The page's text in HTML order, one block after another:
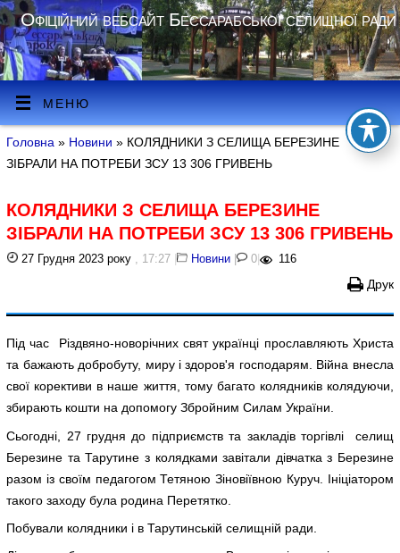
Офіційний вебсайт Бессарабської селищної ради
МЕНЮ
Головна » Новини » КОЛЯДНИКИ З СЕЛИЩА БЕРЕЗИНЕ
ЗІБРАЛИ НА ПОТРЕБИ ЗСУ 13 306 ГРИВЕНЬ
КОЛЯДНИКИ З СЕЛИЩА БЕРЕЗИНЕ
ЗІБРАЛИ НА ПОТРЕБИ ЗСУ 13 306 ГРИВЕНЬ
27 Грудня 2023 року , 17:27 | Новини | 0 | 116
Друк
Під час Різдвяно-новорічних свят українці прославляють Христа
та бажають добробуту, миру і здоров'я господарям. Війна внесла
свої корективи в наше життя, тому багато колядників колядуючи,
збирають кошти на допомогу Збройним Силам України.
Сьогодні, 27 грудня до підприємств та закладів торгівлі селищ
Березине та Тарутине з колядками завітали дівчатка з Березине
разом із своїм педагогом Тетяною Зіновіївною Куруч. Ініціатором
такого заходу була родина Перетятко.
Побували колядники і в Тарутинській селищній ради.